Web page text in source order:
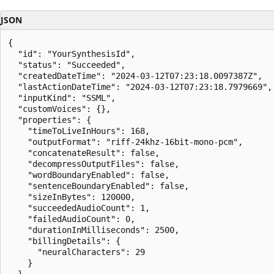
JSON
{
  "id": "YourSynthesisId",
  "status": "Succeeded",
  "createdDateTime": "2024-03-12T07:23:18.0097387Z",
  "lastActionDateTime": "2024-03-12T07:23:18.7979669",
  "inputKind": "SSML",
  "customVoices": {},
  "properties": {
    "timeToLiveInHours": 168,
    "outputFormat": "riff-24khz-16bit-mono-pcm",
    "concatenateResult": false,
    "decompressOutputFiles": false,
    "wordBoundaryEnabled": false,
    "sentenceBoundaryEnabled": false,
    "sizeInBytes": 120000,
    "succeededAudioCount": 1,
    "failedAudioCount": 0,
    "durationInMilliseconds": 2500,
    "billingDetails": {
      "neuralCharacters": 29
    }